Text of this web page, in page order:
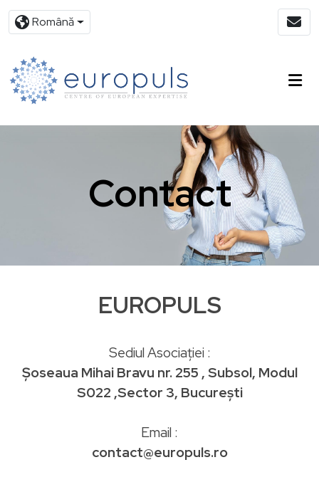
Română
Contact
EUROPULS
Sediul Asociației :
Șoseaua Mihai Bravu nr. 255 , Subsol, Modul
S022 ,Sector 3, București
Email :
contact@europuls.ro